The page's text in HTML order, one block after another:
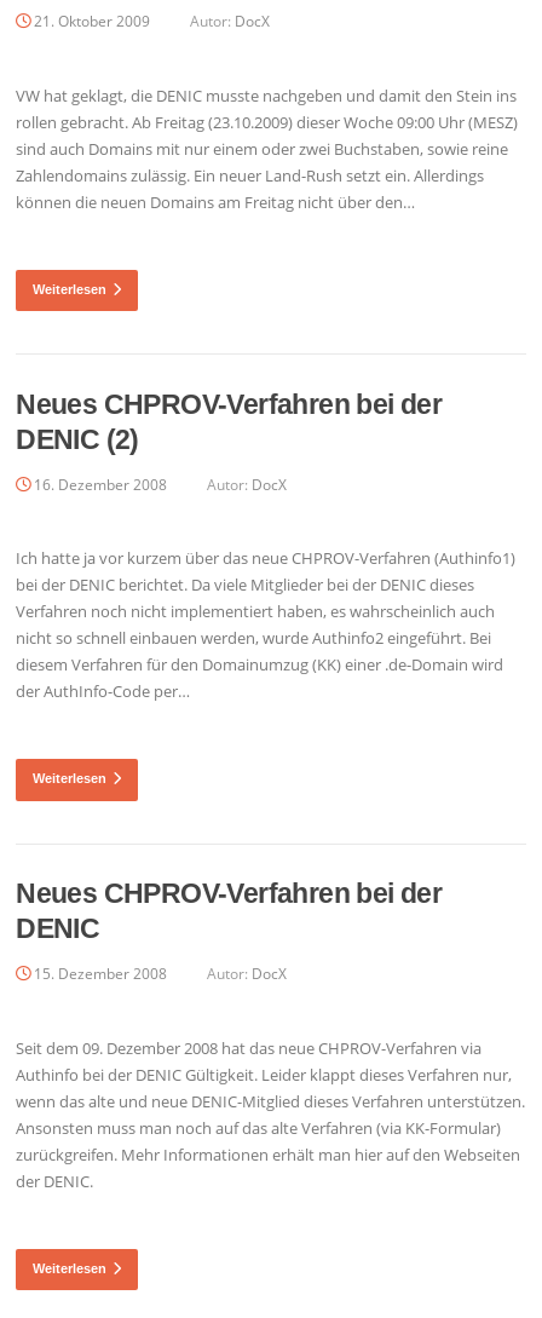
21. Oktober 2009 Autor: DocX
VW hat geklagt, die DENIC musste nachgeben und damit den Stein ins
rollen gebracht. Ab Freitag (23.10.2009) dieser Woche 09:00 Uhr (MESZ)
sind auch Domains mit nur einem oder zwei Buchstaben, sowie reine
Zahlendomains zulässig. Ein neuer Land-Rush setzt ein. Allerdings
können die neuen Domains am Freitag nicht über den…
Weiterlesen
Neues CHPROV-Verfahren bei der
DENIC (2)
16. Dezember 2008 Autor: DocX
Ich hatte ja vor kurzem über das neue CHPROV-Verfahren (Authinfo1)
bei der DENIC berichtet. Da viele Mitglieder bei der DENIC dieses
Verfahren noch nicht implementiert haben, es wahrscheinlich auch
nicht so schnell einbauen werden, wurde Authinfo2 eingeführt. Bei
diesem Verfahren für den Domainumzug (KK) einer .de-Domain wird
der AuthInfo-Code per…
Weiterlesen
Neues CHPROV-Verfahren bei der
DENIC
15. Dezember 2008 Autor: DocX
Seit dem 09. Dezember 2008 hat das neue CHPROV-Verfahren via
Authinfo bei der DENIC Gültigkeit. Leider klappt dieses Verfahren nur,
wenn das alte und neue DENIC-Mitglied dieses Verfahren unterstützen.
Ansonsten muss man noch auf das alte Verfahren (via KK-Formular)
zurückgreifen. Mehr Informationen erhält man hier auf den Webseiten
der DENIC.
Weiterlesen